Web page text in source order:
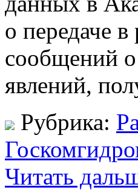
о передаче
сообщений
явлений,
Рубрика:
Читать